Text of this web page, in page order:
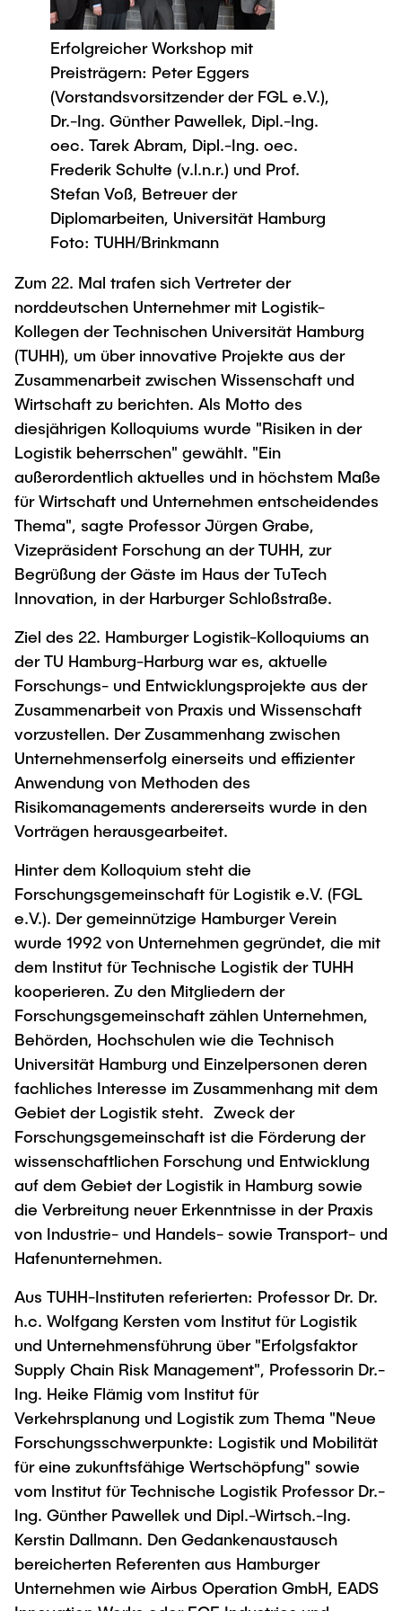
Newsroom
Press Release
Flyers and brochures
University magazine spektrum
Working at TU Hamburg
Information for new employees
Internal Information
Advice and contact
New@tuhh
Around student life
study organization
AI in Education
After Graduation
Alumni
Graduate Academy
Doctoral Degrees
Continuing Education
UNU HUB "Engineering to Face Climate
Change"
Research Funding
Early Career Research Support
Good Scientific Practice
Future Lectures
Team
Research & Transfer News
Interdisciplinary Workshop of the FSP
"Biobased Processes and Reactor
Technologies"
Process Engineering
Study programs
Research and Institutes
Technology and Innovation in Education
News
Study programs
Research and Institutes
Study Programs
Research and Institutes
Mechanical Engineering
Study programs
Research and institutes
Joint School of Multidisciplinary Studies
Institutes
Overview
Exchange students
Intercultural Hub
International Scholars & Guests
Partnerships and Strategy
Study Exchange Partnerships
How to establish partnerships
Strategy
Contacts & International Team
Erfolgreicher Workshop mit
Preisträgern: Peter Eggers
(Vorstandsvorsitzender der FGL e.V.),
Dr.-Ing. Günther Pawellek, Dipl.-Ing.
oec. Tarek Abram, Dipl.-Ing. oec.
Frederik Schulte (v.l.n.r.) und Prof.
Stefan Voß, Betreuer der
Diplomarbeiten, Universität Hamburg
Foto: TUHH/Brinkmann
Zum 22. Mal trafen sich Vertreter der
norddeutschen Unternehmer mit Logistik-
Kollegen der Technischen Universität Hamburg
(TUHH), um über innovative Projekte aus der
Zusammenarbeit zwischen Wissenschaft und
Wirtschaft zu berichten. Als Motto des
diesjährigen Kolloquiums wurde "Risiken in der
Logistik beherrschen" gewählt. "Ein
außerordentlich aktuelles und in höchstem Maße
für Wirtschaft und Unternehmen entscheidendes
Thema", sagte Professor Jürgen Grabe,
Vizepräsident Forschung an der TUHH, zur
Begrüßung der Gäste im Haus der TuTech
Innovation, in der Harburger Schloßstraße.
Ziel des 22. Hamburger Logistik-Kolloquiums an
der TU Hamburg-Harburg war es, aktuelle
Forschungs- und Entwicklungsprojekte aus der
Zusammenarbeit von Praxis und Wissenschaft
vorzustellen. Der Zusammenhang zwischen
Unternehmenserfolg einerseits und effizienter
Anwendung von Methoden des
Risikomanagements andererseits wurde in den
Vorträgen herausgearbeitet.
Hinter dem Kolloquium steht die
Forschungsgemeinschaft für Logistik e.V. (FGL
e.V.). Der gemeinnützige Hamburger Verein
wurde 1992 von Unternehmen gegründet, die mit
dem Institut für Technische Logistik der TUHH
kooperieren. Zu den Mitgliedern der
Forschungsgemeinschaft zählen Unternehmen,
Behörden, Hochschulen wie die Technisch
Universität Hamburg und Einzelpersonen deren
fachliches Interesse im Zusammenhang mit dem
Gebiet der Logistik steht. Zweck der
Forschungsgemeinschaft ist die Förderung der
wissenschaftlichen Forschung und Entwicklung
auf dem Gebiet der Logistik in Hamburg sowie
die Verbreitung neuer Erkenntnisse in der Praxis
von Industrie- und Handels- sowie Transport- und
Hafenunternehmen.
Aus TUHH-Instituten referierten: Professor Dr. Dr.
h.c. Wolfgang Kersten vom Institut für Logistik
und Unternehmensführung über "Erfolgsfaktor
Supply Chain Risk Management", Professorin Dr.-
Ing. Heike Flämig vom Institut für
Verkehrsplanung und Logistik zum Thema "Neue
Forschungsschwerpunkte: Logistik und Mobilität
für eine zukunftsfähige Wertschöpfung" sowie
vom Institut für Technische Logistik Professor Dr.-
Ing. Günther Pawellek und Dipl.-Wirtsch.-Ing.
Kerstin Dallmann. Den Gedankenaustausch
bereicherten Referenten aus Hamburger
Unternehmen wie Airbus Operation GmbH, EADS